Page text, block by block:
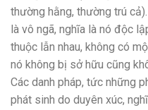
thường hằng, thường trú
là vô ngã, nghĩa là nó độc
thuộc lẫn nhau, không có
nó không bị sở hữu cũng
Các danh pháp, tức những
phát sinh do duyên xúc,